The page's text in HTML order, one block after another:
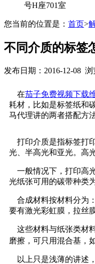
号H座701室
您当前的位置是： 首页>
不同介质的标签
发布日期：2016-12-08 浏
在茄子免费视频下载
耗材，比如是标签纸和
马代理讲的两者搭配方法
打印介质是指标签打印
光、半高光和亚光。高光
一般情况下，打印高光
光纸张可用的碳带种类为
合成材料按材料分为
要有激光彩虹膜，拉丝膜
这些材料与纸张类材料相
磨擦，可只用混合基
以上只是浅薄的讲述，